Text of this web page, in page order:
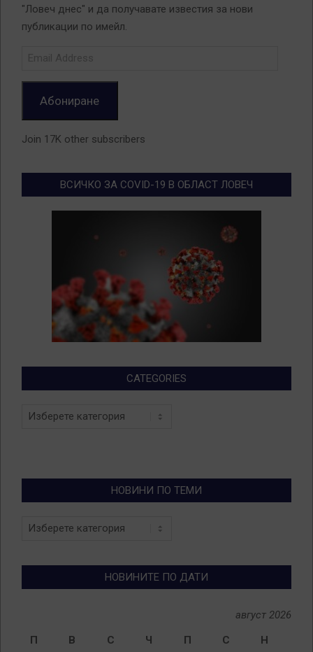
"Ловеч днес" и да получавате известия за нови
публикации по имейл.
Абониране
Join 17K other subscribers
ВСИЧКО ЗА COVID-19 В ОБЛАСТ ЛОВЕЧ
CATEGORIES
Categories
НОВИНИ ПО ТЕМИ
Новини
НОВИНИТЕ ПО ДАТИ
август 2026
П
В С Ч П С Н